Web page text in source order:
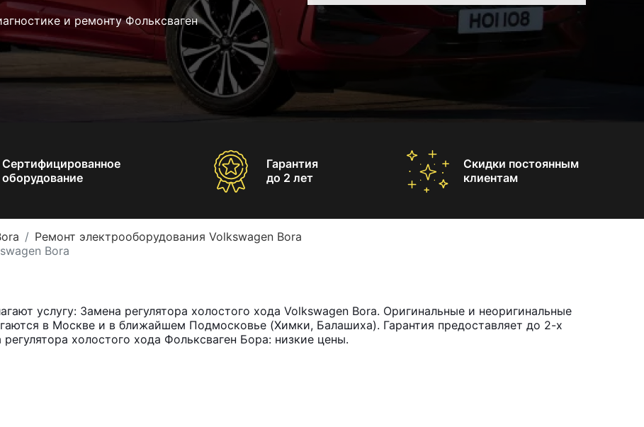
и ремонту Фольксваген
Сертифицированное
оборудование
Гарантия
до 2 лет
Скидки постоянным
клиентам
Ремонт электрооборудования Volkswagen Bora
Bora
услугу: Замена регулятора холостого хода Volkswagen Bora. Оригинальные и неоригинальные
в Москве и в ближайшем Подмосковье (Химки, Балашиха). Гарантия предоставляет до 2-х
холостого хода Фольксваген Бора: низкие цены.